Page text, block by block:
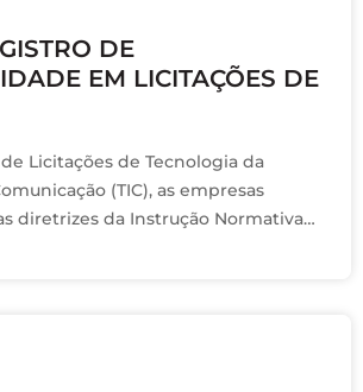
DE
EM LICITAÇÕES DE
Licitações de Tecnologia da
(TIC), as empresas
diretrizes da Instrução Normativa